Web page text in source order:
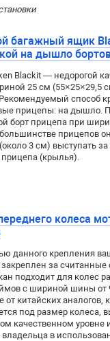
багажный ящик
на дышло
Blackit — недорогой
25 см (55×25×29,5
способ
прицепы: на дышло.
борт прицепа при
прицепов
3 см) выступать
(крылья).
колеса
данного крепления
за считанные
подходит для колес
с шириной шины от
от китайских аналогов,
под размер колеса,
качественном уровне
владельца в